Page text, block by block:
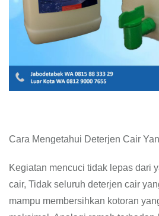
Cara Mengetahui Deterjen Cair
Kegiatan mencuci tidak lepas dari
cair, Tidak seluruh deterjen cair
mampu membersihkan kotoran